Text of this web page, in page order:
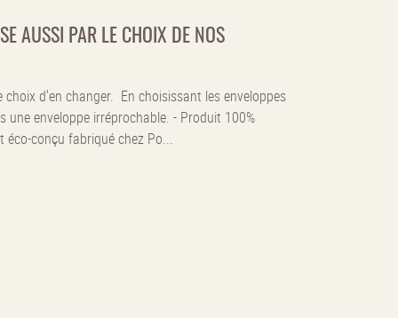
AUSSI PAR LE CHOIX DE NOS
d'en changer. En choisissant les enveloppes
une enveloppe irréprochable. - Produit 100%
éco-conçu fabriqué chez Po...